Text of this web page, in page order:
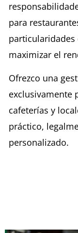
para
particularidades
maximizar el
Ofrezco una
exclusivamente
cafeterías y
práctico,
personalizado.